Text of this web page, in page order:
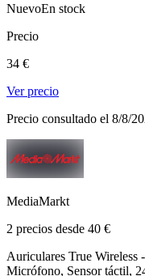
NuevoEn stock
Precio
34 €
Ver precio
Precio consultado el 8/8/
MediaMarkt
2 precios desde 40 €
Auriculares True
Micrófono, Sensor táctil,